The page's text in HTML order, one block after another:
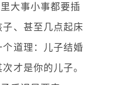
大事小事都要插
、甚至几点起床
道理：儿子结婚
才是你的儿子。